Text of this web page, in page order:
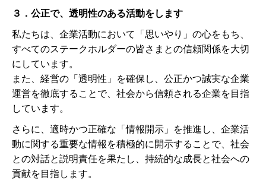
３．公正で、透明性のある活動をします
私たちは、企業活動において「思いやり」の心をもち、
すべてのステークホルダーの皆さまとの信頼関係を大切
にしています。
また、経営の「透明性」を確保し、公正かつ誠実な企業
運営を徹底することで、社会から信頼される企業を目指
しています。
さらに、適時かつ正確な「情報開示」を推進し、企業活
動に関する重要な情報を積極的に開示することで、社会
との対話と説明責任を果たし、持続的な成長と社会への
貢献を目指します。